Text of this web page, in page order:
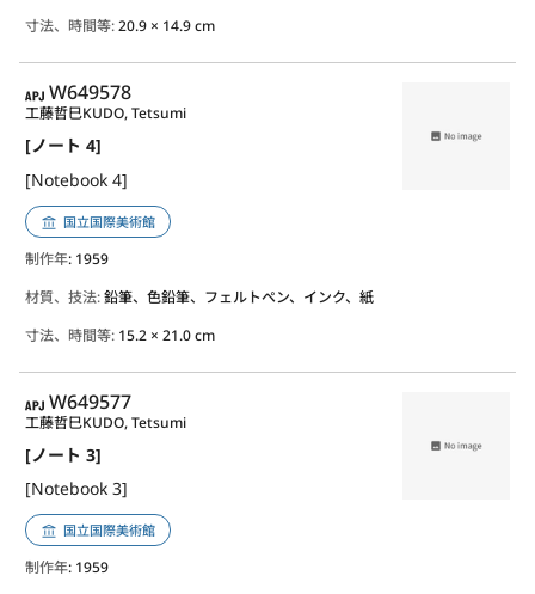
寸法、時間等:20.9 × 14.9 cm
APJ
W649578
[ノート 4]
[Notebook 4]
工藤哲巳KUDO, Tetsumi
国立国際美術館
制作年: 1959
材質、技法:鉛筆、色鉛筆、フェルトペン、インク、紙
寸法、時間等: 15.2 × 21.0 cm
APJ
W649577
[ノート 3]
[Notebook 3]
工藤哲巳KUDO, Tetsumi
国立国際美術館
制作年: 1959